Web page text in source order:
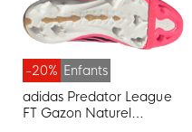
-20% Enfants
adidas Predator League
FT Gazon Naturel